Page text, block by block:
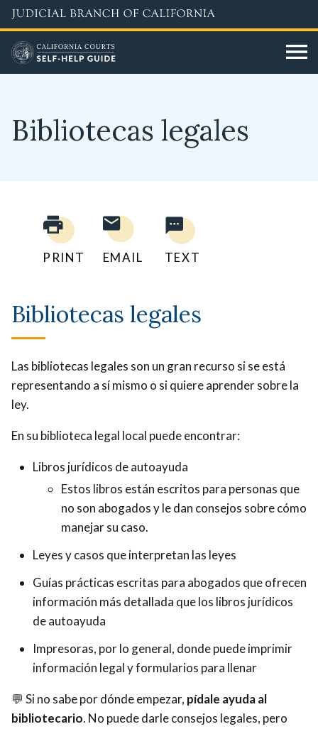
Skip
to
main
content
Bibliotecas legales
PRINT EMAIL TEXT
Bibliotecas legales
Las bibliotecas legales son un gran recurso si se está
representando a sí mismo o si quiere aprender sobre la
ley.
En su biblioteca legal local puede encontrar:
Libros jurídicos de autoayuda
Estos libros están escritos para personas que
no son abogados y le dan consejos sobre cómo
manejar su caso.
Leyes y casos que interpretan las leyes
Guías prácticas escritas para abogados que ofrecen
información más detallada que los libros jurídicos
de autoayuda
Impresoras, por lo general, donde puede imprimir
información legal y formularios para llenar
💬 Si no sabe por dónde empezar, pídale ayuda al
bibliotecario. No puede darle consejos legales, pero